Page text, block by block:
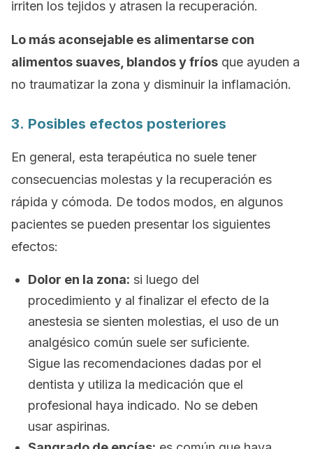
irriten los tejidos y atrasen la recuperación.
Lo más aconsejable es alimentarse con
alimentos suaves, blandos y fríos que ayuden a
no traumatizar la zona y disminuir la inflamación.
3. Posibles efectos posteriores
En general, esta terapéutica no suele tener
consecuencias molestas y la recuperación es
rápida y cómoda. De todos modos, en algunos
pacientes se pueden presentar los siguientes
efectos:
Dolor en la zona: si luego del
procedimiento y al finalizar el efecto de la
anestesia se sienten molestias, el uso de un
analgésico común suele ser suficiente.
Sigue las recomendaciones dadas por el
dentista y utiliza la medicación que el
profesional haya indicado. No se deben
usar aspirinas.